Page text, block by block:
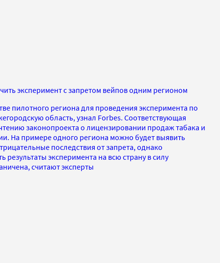
эксперимент с запретом вейпов одним регионом
пилотного региона для проведения эксперимента по
область, узнал Forbes. Соответствующая
законопроекта о лицензировании продаж табака и
На примере одного региона можно будет выявить
последствия от запрета, однако
результаты эксперимента на всю страну в силу
считают эксперты